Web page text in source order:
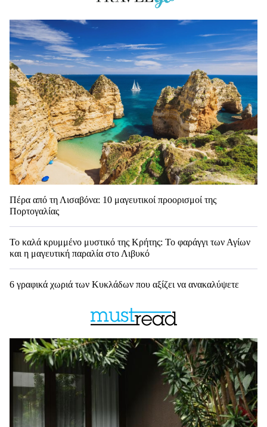
Πέρα από τη Λισαβόνα: 10 μαγευτικοί προορισμοί της
Πορτογαλίας
Το καλά κρυμμένο μυστικό της Κρήτης: Το φαράγγι των Αγίων
και η μαγευτική παραλία στο Λιβυκό
6 γραφικά χωριά των Κυκλάδων που αξίζει να ανακαλύψετε